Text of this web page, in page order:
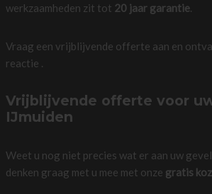
werkzaamheden zit tot 20 jaar garantie.
Vraag een vrijblijvende offerte aan en
reactie .
Vrijblijvende offerte voor
IJmuiden
Weet u nog niet precies wat er aan uw
denken graag met u mee met onze gratis